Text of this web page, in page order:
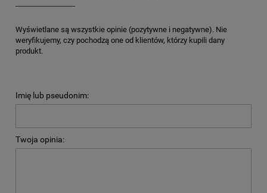
Wyświetlane są wszystkie opinie (pozytywne i negatywne). Nie
weryfikujemy, czy pochodzą one od klientów, którzy kupili dany
produkt.
Imię lub pseudonim:
Twoja opinia: